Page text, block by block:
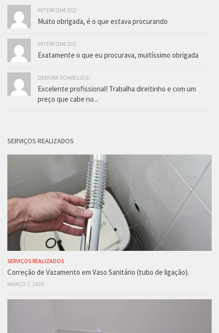
INTERFONE DIZ:
Muito obrigada, é o que estava procurando
INTERFONE DIZ:
Exatamente o que eu procurava, muitíssimo obrigada
DEBORA SOARES DIZ:
Excelente profissional! Trabalha direitinho e com um
preço que cabe no...
SERVIÇOS REALIZADOS
SERVIÇOS REALIZADOS
Correção de Vazamento em Vaso Sanitário (tubo de ligação).
MARÇO 7, 2026